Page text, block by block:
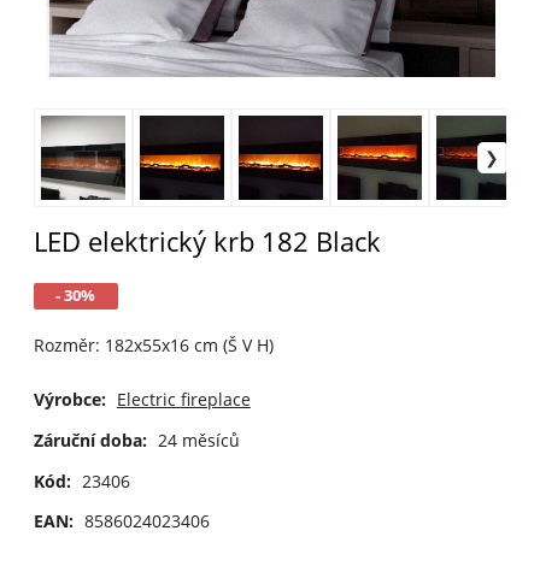
LED elektrický krb 182 Black
- 30%
Rozměr: 182x55x16 cm (Š V H)
Výrobce: Electric fireplace
Záruční doba: 24 měsíců
Kód: 23406
EAN: 8586024023406